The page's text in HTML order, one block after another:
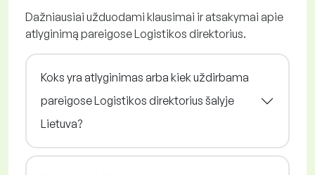
Dažniausiai užduodami klausimai ir atsakymai apie
atlyginimą pareigose Logistikos direktorius.
Koks yra atlyginimas arba kiek uždirbama
pareigose Logistikos direktorius šalyje
Lietuva?